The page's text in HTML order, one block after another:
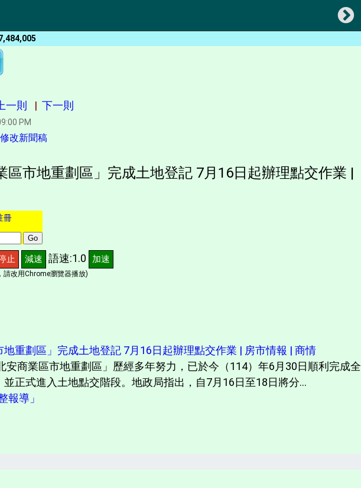
上一則 | 下一則
PM
修改新聞稿
區市地重劃區」完成土地登記 7月16日起辦理點交作業 |
冊
止 減速 語速:1.0 加速
請改用Chrome瀏覽器播放)
地重劃區」完成土地登記 7月16日起辦理點交作業 | 房市情報 | 商情
安商業區市地重劃區」歷經多年努力，已於今（114）年6月30日順利完成全
正式進入土地點交階段。地政局指出，自7月16日至18日將分...
報導」